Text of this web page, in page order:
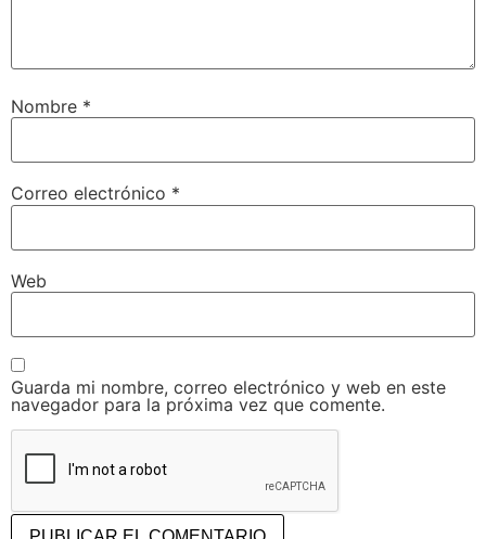
Nombre *
Correo electrónico *
Web
Guarda mi nombre, correo electrónico y web en este
navegador para la próxima vez que comente.